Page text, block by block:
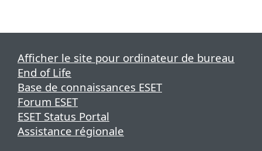
Afficher le site pour ordinateur de bureau
End of Life
Base de connaissances ESET
Forum ESET
ESET Status Portal
Assistance régionale